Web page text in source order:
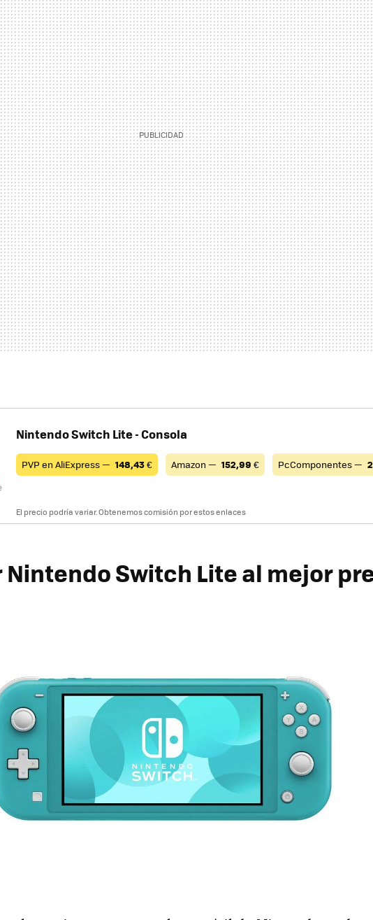
Nintendo Switch Lite - Consola
PVP en AliExpress — 148,43€ Amazon — 152,99 € PcComponentes —
El precio podría variar. Obtenemos comisión por estos enlaces
Nintendo Switch Lite al mejor